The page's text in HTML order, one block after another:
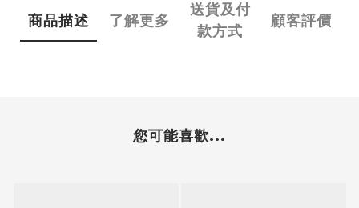
商品描述 了解更多
送貨及付
款方式
顧客評價
您可能喜歡...